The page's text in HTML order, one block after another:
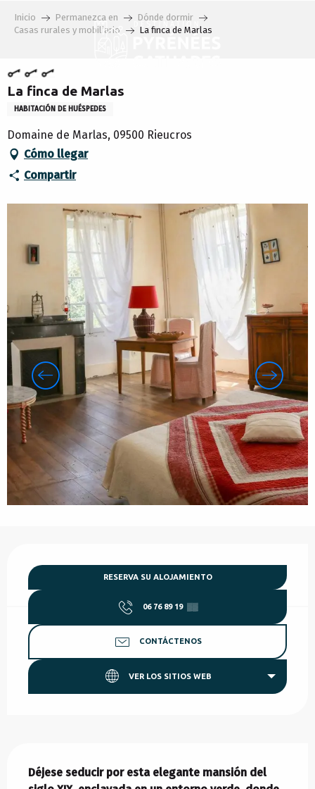
Inicio Permanezca en
Dónde dormir
Casas rurales y mobiliario
La finca de Marlas
La finca de Marlas
HABITACIÓN DE HUÉSPEDES
Domaine de Marlas, 09500 Rieucros
Cómo llegar
Compartir
RESERVA SU ALOJAMIENTO
06 76 89 19 ▒▒
CONTÁCTENOS
VER LOS SITIOS WEB
Déjese seducir por esta elegante mansión del